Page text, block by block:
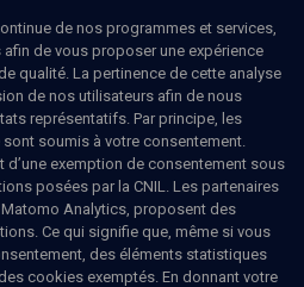
de nos programmes et services,
de vous proposer une expérience
qualité. La pertinence de cette analyse
de nos utilisateurs afin de nous
représentatifs. Par principe, les
soumis à votre consentement.
d’une exemption de consentement sous
posées par la CNIL. Les partenaires
Analytics, proposent des
Ce qui signifie que, même si vous
des éléments statistiques
cookies exemptés. En donnant votre